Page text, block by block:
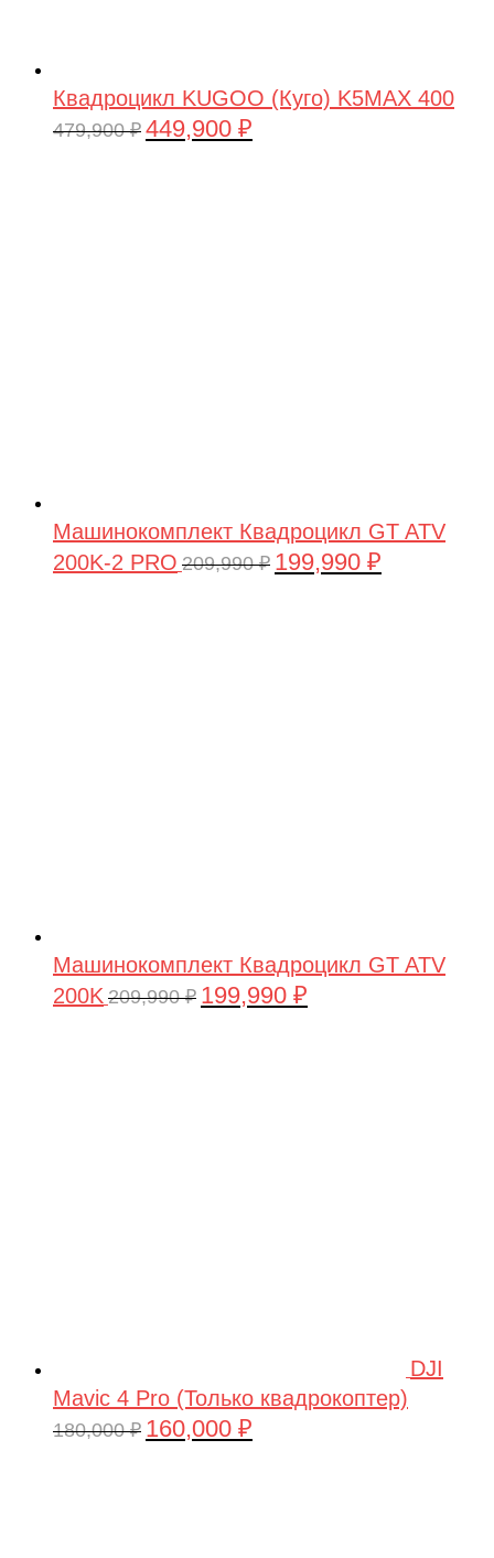
Квадроцикл KUGOO (Куго) K5MAX 400
479,900₽ Первоначальная
449,900 ₽
Машинокомплект Квадроцикл GT ATV
200K-2 PRO 209,990₽ Первоначальная
199,990 ₽
Машинокомплект Квадроцикл GT ATV
200K 209,990₽ Первоначальная
199,990 ₽
DJI
Mavic 4 Pro (Только квадрокоптер)
180,000₽ Первоначальная
160,000 ₽